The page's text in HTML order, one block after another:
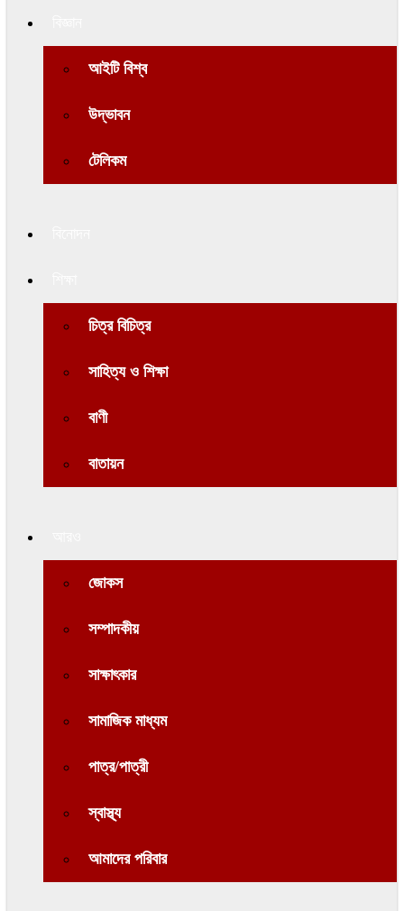
আইটি বিশ্ব
উদ্ভাবন
টেলিকম
চিত্র বিচিত্র
সাহিত্য ও শিক্ষা
বাণী
বাতায়ন
জোকস
সম্পাদকীয়
সাক্ষাৎকার
সামাজিক মাধ্যম
পাত্র/পাত্রী
স্বাস্থ্য
আমাদের পরিবার